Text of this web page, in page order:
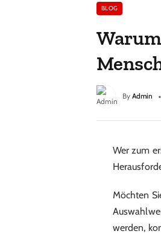
BLOG
By Admin
Wer zum
Möchten
werden,